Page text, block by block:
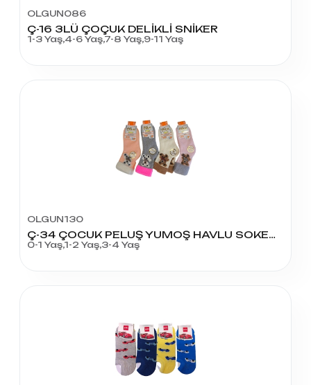
OLGUN086
Ç-16 3LÜ ÇOÇUK DELİKLİ SNİKER
1-3 Yaş,4-6 Yaş,7-8 Yaş,9-11 Yaş
OLGUN130
Ç-34 ÇOCUK PELUŞ YUMOŞ HAVLU SOKET KÜÇÜK BOY
0-1 Yaş,1-2 Yaş,3-4 Yaş